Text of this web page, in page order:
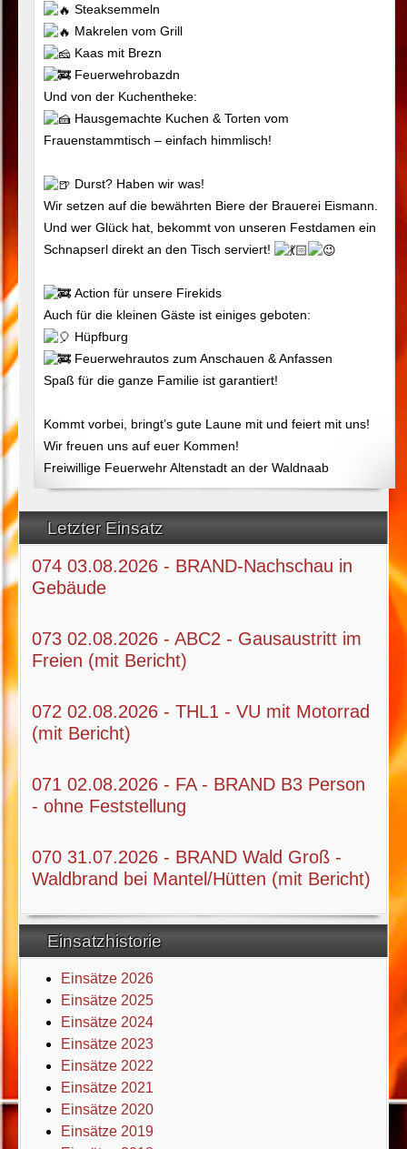
Letzter Einsatz
074 03.08.2026 - BRAND-Nachschau in
Gebäude
073 02.08.2026 - ABC2 - Gausaustritt im
Freien (mit Bericht)
072 02.08.2026 - THL1 - VU mit Motorrad
(mit Bericht)
071 02.08.2026 - FA - BRAND B3 Person
- ohne Feststellung
070 31.07.2026 - BRAND Wald Groß -
Waldbrand bei Mantel/Hütten (mit Bericht)
Einsatzhistorie
Einsätze 2026
Einsätze 2025
Einsätze 2024
Einsätze 2023
Einsätze 2022
Einsätze 2021
Einsätze 2020
Einsätze 2019
Steaksemmeln
Makrelen vom Grill
Kaas mit Brezn
Feuerwehrobazdn
Und von der Kuchentheke:
Hausgemachte Kuchen & Torten vom
Frauenstammtisch – einfach himmlisch!
Durst? Haben wir was!
Wir setzen auf die bewährten Biere der Brauerei Eismann.
Und wer Glück hat, bekommt von unseren Festdamen ein
Schnapserl direkt an den Tisch serviert!
Action für unsere Firekids
Auch für die kleinen Gäste ist einiges geboten:
Hüpfburg
Feuerwehrautos zum Anschauen & Anfassen
Spaß für die ganze Familie ist garantiert!
Kommt vorbei, bringt’s gute Laune mit und feiert mit uns!
Wir freuen uns auf euer Kommen!
Freiwillige Feuerwehr Altenstadt an der Waldnaab